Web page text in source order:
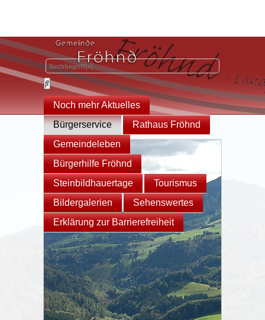
Noch mehr Aktuelles
Bürgerservice
Rathaus Fröhnd
Gemeindeleben
Bürgerhilfe Fröhnd
Steinbildhauertage
Tourismus
Bildergalerien
Sehenswertes
Erklärung zur Barrierefreiheit